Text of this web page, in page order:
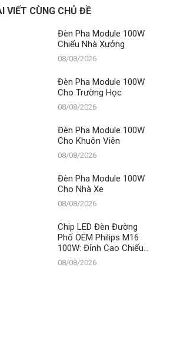
Khuôn
VIẾT CÙNG CHỦ ĐỀ
Đèn Pha Module 100W
Chiếu Nhà Xưởng
08/08/2026
Đèn Pha Module 100W
Cho Trường Học
08/08/2026
Đèn Pha Module 100W
Cho Khuôn Viên
08/08/2026
Đèn Pha Module 100W
Cho Nhà Xe
08/08/2026
Chip LED Đèn Đường
Phố OEM Philips M16
100W: Đỉnh Cao Chiếu
Sáng Đô Thị Từ Thành
Đạt LED – Số 1 Việt
08/08/2026